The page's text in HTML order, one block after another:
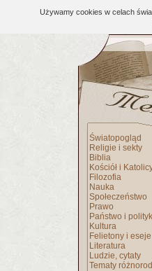
Używamy cookies w celach
Światopogląd
Religie i sekty
Biblia
Kościół i
Filozofia
Nauka
Społeczeństwo
Prawo
Państwo i
Kultura
Felietony i eseje
Literatura
Ludzie, cytaty
Tematy